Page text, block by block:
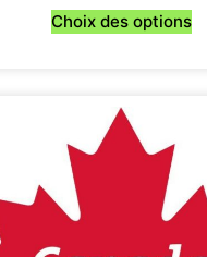
Choix des options